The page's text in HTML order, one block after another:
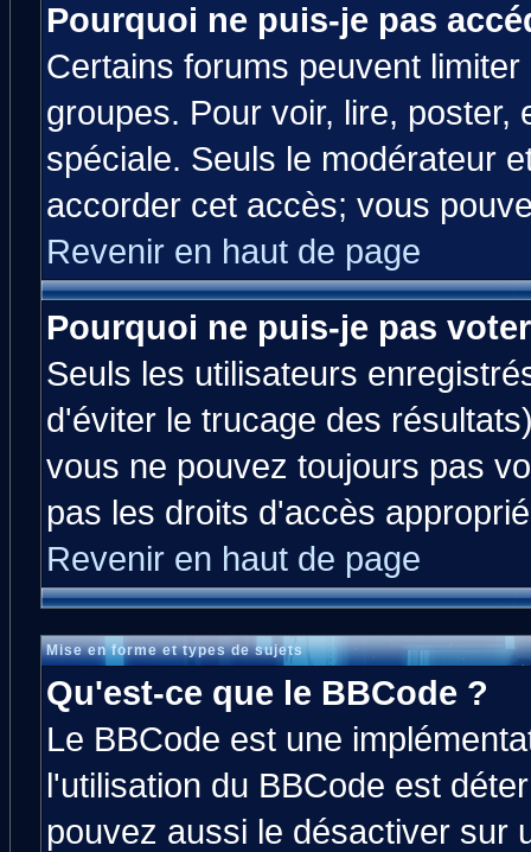
Pourquoi ne puis-je pas
Certains forums peuvent
groupes. Pour voir, lire,
spéciale. Seuls le modérateur
accorder cet accès; vous
Revenir en haut de page
Pourquoi ne puis-je pas
Seuls les utilisateurs
d'éviter le trucage des
vous ne pouvez toujours pas
pas les droits d'accès
Revenir en haut de page
Mise en forme et types de sujets
Qu'est-ce que le BBCode ?
Le BBCode est une
l'utilisation du BBCode est
pouvez aussi le désactiver sur